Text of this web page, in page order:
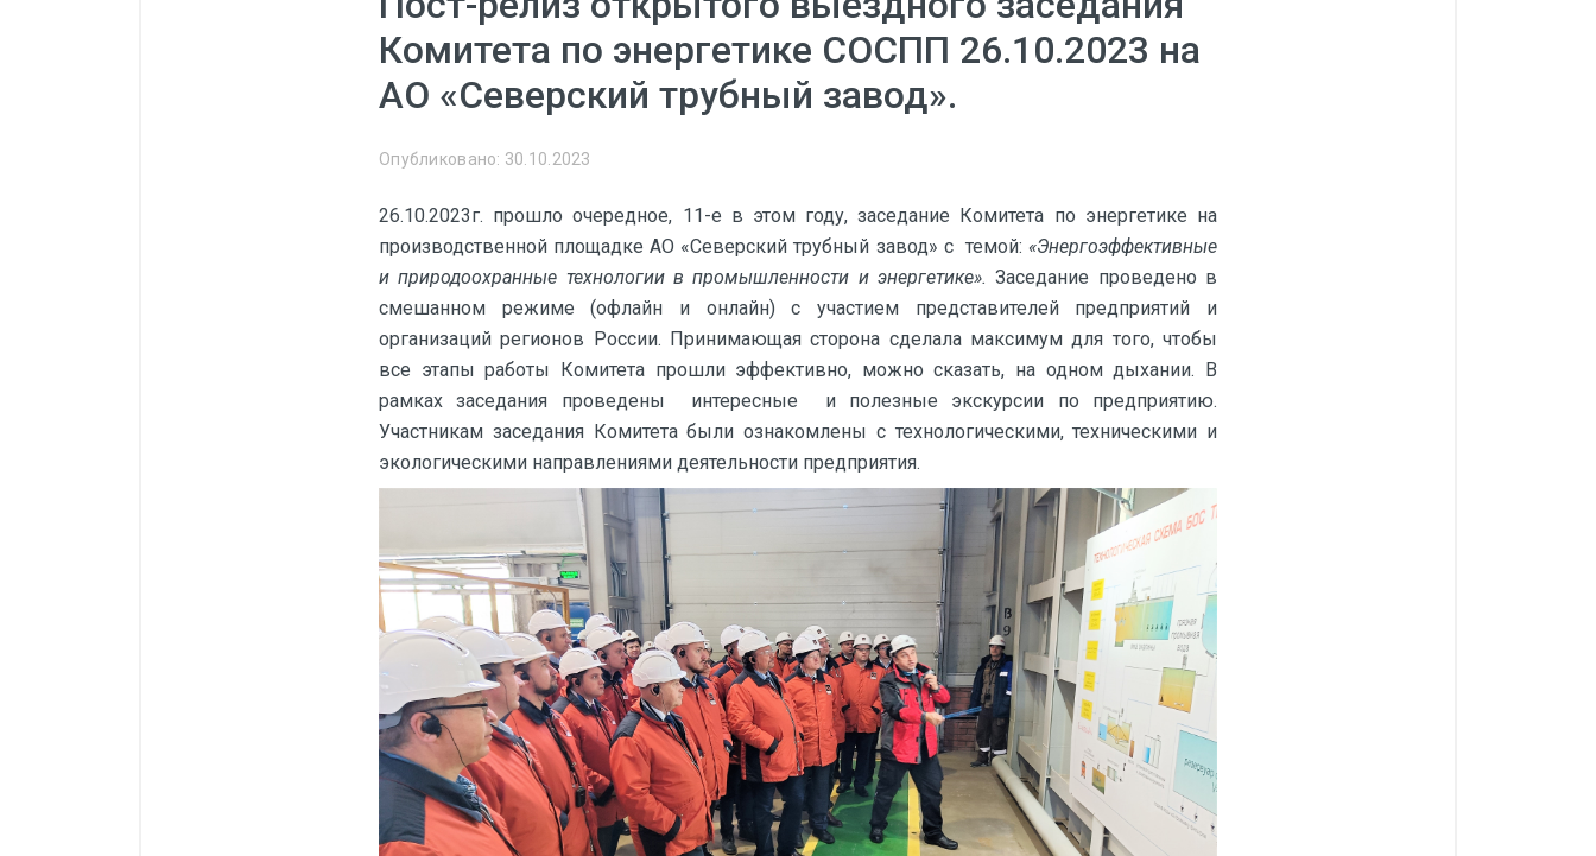
Оборудование для монтажа
Комитета по энергетике СОСПП 26.10.2023 на
АО «Северский трубный завод».
Опубликовано: 30.10.2023
26.10.2023г. прошло очередное, 11-е в этом году, заседание Комитета по энергетике на
производственной площадке АО «Северский трубный завод» с темой: «Энергоэффективные
и природоохранные технологии в промышленности и энергетике».Заседание проведено в
смешанном режиме (офлайн и онлайн) с участием представителей предприятий и
организаций регионов России. Принимающая сторона сделала максимум для того, чтобы
все этапы работы Комитета прошли эффективно, можно сказать, на одном дыхании. В
рамках заседания проведены интересные и полезные экскурсии по предприятию.
Участникам заседания Комитета были ознакомлены с технологическими, техническими и
экологическими направлениями деятельности предприятия.